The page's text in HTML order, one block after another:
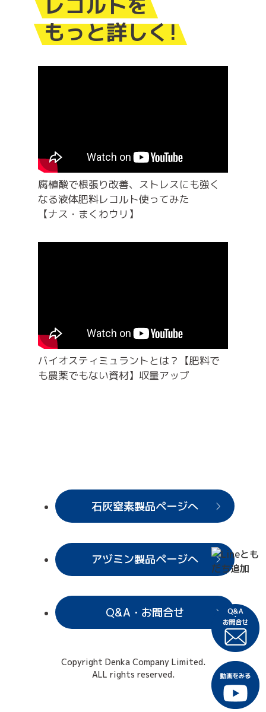
もっと詳しく!
腐植酸で根張り改善、ストレスにも強く
なる液体肥料レコルト使ってみた
【ナス・まくわウリ】
バイオスティミュラントとは？【肥料で
も農薬でもない資材】収量アップ
石灰窒素製品ページへ
アヅミン製品ページへ
Q&A・お問合せ
Copyright Denka Company Limited.
ALL rights reserved.